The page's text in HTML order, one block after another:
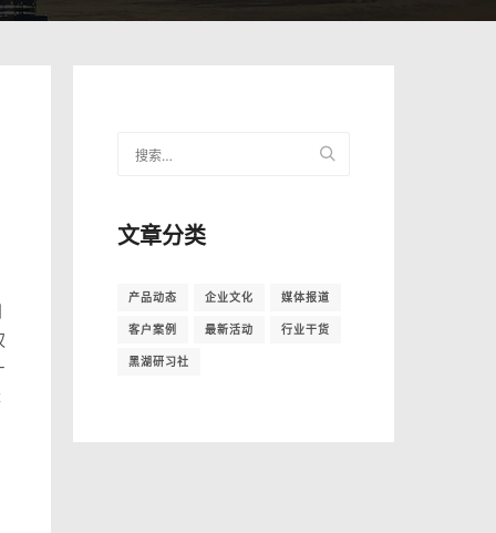
文章分类
产品动态 企业文化 媒体报道
客户案例 最新活动 行业干货
黑湖研习社